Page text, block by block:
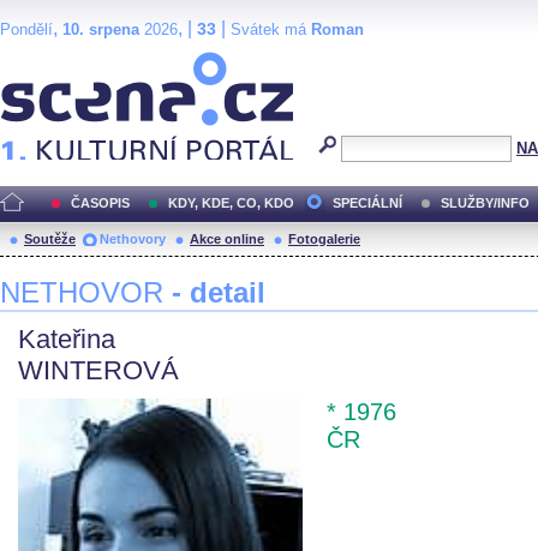
Pondělí, 10. srpena2026, | 33 Svátek má Roman
ČASOPIS KDY, KDE, CO, KDO SPECIÁLNÍ SLUŽBY/INFO
Soutěže Nethovory Akce online Fotogalerie
NETHOVOR - detail
Kateřina
WINTEROVÁ
* 1976
ČR